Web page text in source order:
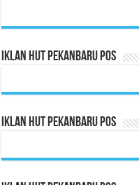
Iklan HUT Pekanbaru Pos
Iklan HUT Pekanbaru Pos